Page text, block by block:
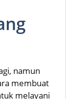
namun
membuat
melayani